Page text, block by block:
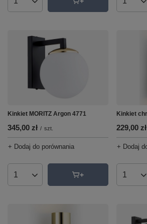
Ilość produktów Ilość
Kinkiet MORITZ Argon 4771
345,00 zł / szt.
+ Dodaj do porównania
Ilość produktów
Kinkiet
229,00 zł
+ Dodaj
Ilość